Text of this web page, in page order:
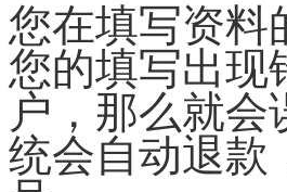
您在填写资料
您的填写出现
户，那么就
统会自动退款